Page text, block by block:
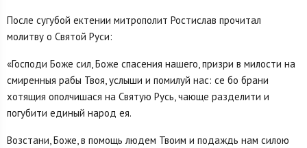
После сугубой ектении митрополит Ростислав прочитал
молитву о Святой Руси:
«Господи Боже сил, Боже спасения нашего, призри в милости на
смиренныя рабы Твоя, услыши и помилуй нас: се бо брани
хотящия ополчишася на Святую Русь, чающе разделити и
погубити единый народ ея.
Возстани, Боже, в помощь людем Твоим и подаждь нам силою